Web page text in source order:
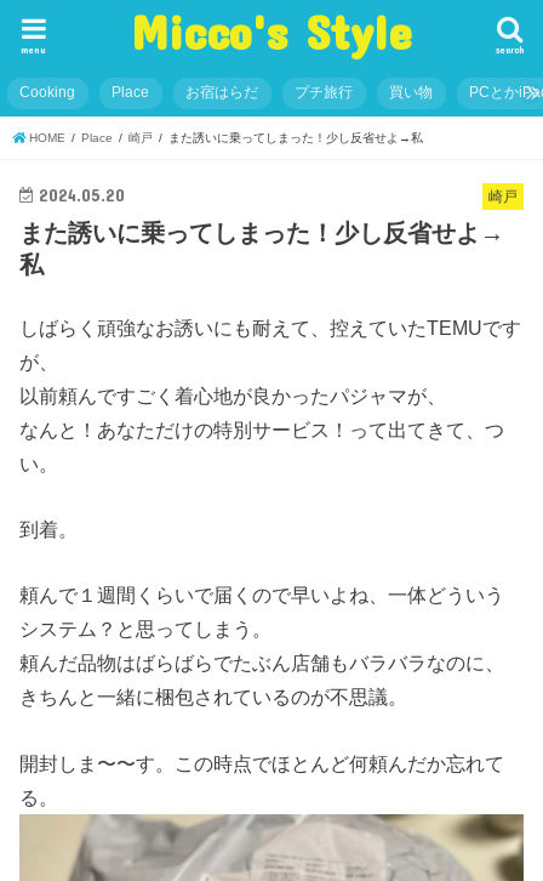
Micco's Style search
menu
Cooking Place お宿はらだ プチ旅行 買い物 PCとか
HOME Place 崎戸 また誘いに乗ってしまった！少し反省せよ→私
崎戸
2024.05.20
また誘いに乗ってしまった！少し反省せよ→
私
しばらく頑強なお誘いにも耐えて、控えていたTEMUです
が、
以前頼んですごく着心地が良かったパジャマが、
なんと！あなただけの特別サービス！って出てきて、つ
い。
到着。
頼んで１週間くらいで届くので早いよね、一体どういう
システム？と思ってしまう。
頼んだ品物はばらばらでたぶん店舗もバラバラなのに、
きちんと一緒に梱包されているのが不思議。
開封しま〜〜す。この時点でほとんど何頼んだか忘れて
る。